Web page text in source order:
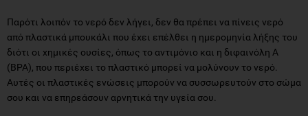
Παρότι λοιπόν το νερό δεν λήγει, δεν θα πρέπει να πίνεις νερό
από πλαστικά μπουκάλι που έχει επέλθει η ημερομηνία λήξης του
διότι οι χημικές ουσίες, όπως το αντιμόνιο και η διφαινόλη Α
(BPA), που περιέχει το πλαστικό μπορεί να μολύνουν το νερό.
Αυτές οι πλαστικές ενώσεις μπορούν να συσσωρευτούν στο σώμα
σου και να επηρεάσουν αρνητικά την υγεία σου.